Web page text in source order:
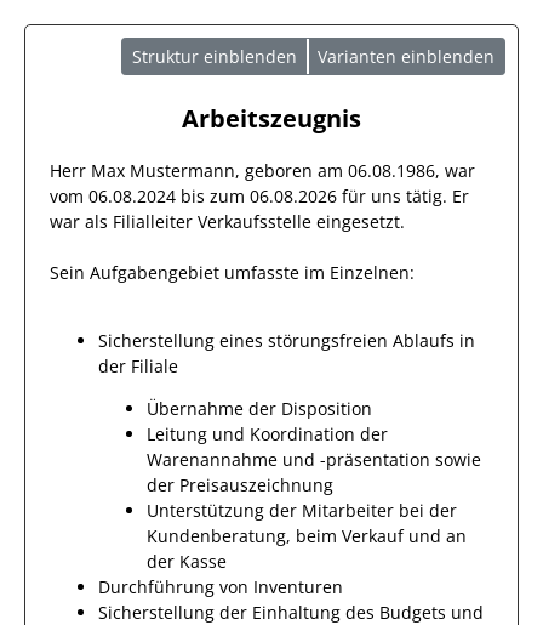
Struktur einblenden Varianten einblenden
Arbeitszeugnis
Herr Max Mustermann, geboren am 06.08.1986, war
vom 06.08.2024 bis zum 06.08.2026 für uns tätig. Er
war als Filialleiter Verkaufsstelle eingesetzt.
Sein Aufgabengebiet umfasste im Einzelnen:
Sicherstellung eines störungsfreien Ablaufs in
der Filiale
Übernahme der Disposition
Leitung und Koordination der
Warenannahme und -präsentation sowie
der Preisauszeichnung
Unterstützung der Mitarbeiter bei der
Kundenberatung, beim Verkauf und an
der Kasse
Durchführung von Inventuren
Sicherstellung der Einhaltung des Budgets und